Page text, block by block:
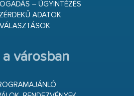
– ÜGYINTÉZÉS
ADATOK
VÁLASZTÁSOK
a városban